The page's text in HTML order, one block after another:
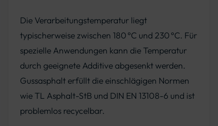
Die Verarbeitungstemperatur liegt
typischerweise zwischen 180 °C und 230 °C. Für
spezielle Anwendungen kann die Temperatur
durch geeignete Additive abgesenkt werden.
Gussasphalt erfüllt die einschlägigen Normen
wie TL Asphalt-StB und DIN EN 13108-6 und ist
problemlos recycelbar.